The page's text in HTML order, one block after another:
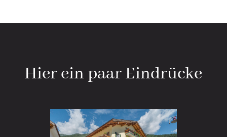
Hier ein paar Eindrücke